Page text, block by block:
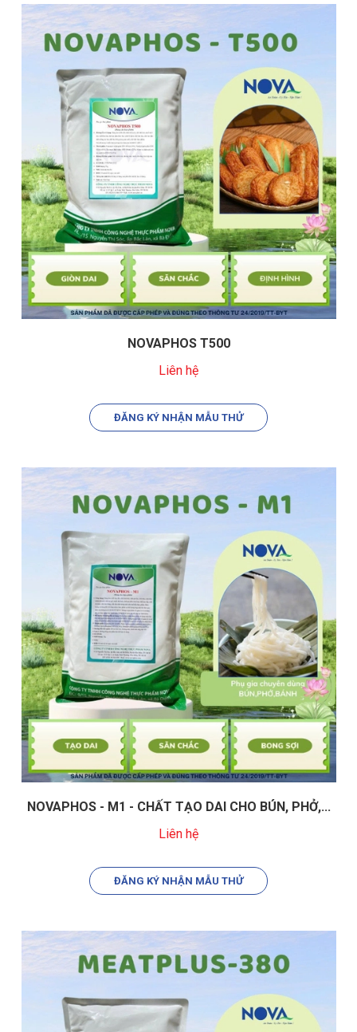
NOVAPHOS T500
Liên hệ
ĐĂNG KÝ NHẬN MẪU THỬ
NOVAPHOS - M1 - CHẤT TẠO DAI CHO BÚN, PHỞ,...
Liên hệ
ĐĂNG KÝ NHẬN MẪU THỬ